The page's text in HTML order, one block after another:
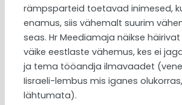
rämpsparteid toetavad inimesed,
enamus, siis vähemalt suurim
seas. Hr Meediamaja näikse
väike eestlaste vähemus, kes ei
ja tema tööandja ilmavaadet
Iisraeli-lembus mis iganes
lähtumata).